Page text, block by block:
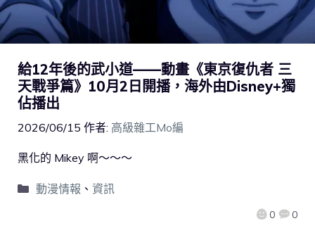
給12年後的武小道——動畫《東京復仇者 三
天戰爭篇》10月2日開播，海外由Disney+獨
佔播出
2026/06/15 作者: 高級雜工Mo編
0 0
黑化的 Mikey 啊～～～
動漫情報 、 資訊